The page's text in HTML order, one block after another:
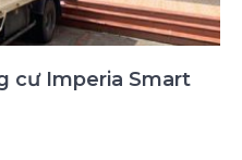
cư Imperia Smart